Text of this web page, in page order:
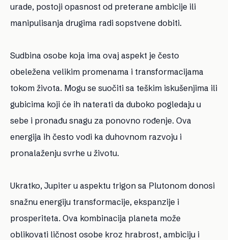
urade, postoji opasnost od preterane ambicije ili
manipulisanja drugima radi sopstvene dobiti.
Sudbina osobe koja ima ovaj aspekt je često
obeležena velikim promenama i transformacijama
tokom života. Mogu se suočiti sa teškim iskušenjima ili
gubicima koji će ih naterati da duboko pogledaju u
sebe i pronađu snagu za ponovno rođenje. Ova
energija ih često vodi ka duhovnom razvoju i
pronalaženju svrhe u životu.
Ukratko, Jupiter u aspektu trigon sa Plutonom donosi
snažnu energiju transformacije, ekspanzije i
prosperiteta. Ova kombinacija planeta može
oblikovati ličnost osobe kroz hrabrost, ambiciju i